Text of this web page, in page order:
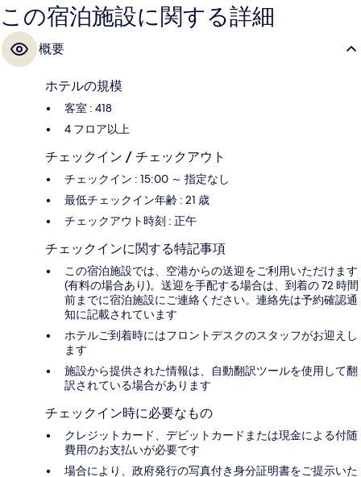
この宿泊施設に関する詳細
概要
ホテルの規模
客室 : 418
4 フロア以上
チェックイン / チェックアウト
チェックイン : 15:00 ～ 指定なし
最低チェックイン年齢 : 21 歳
チェックアウト時刻 : 正午
チェックインに関する特記事項
この宿泊施設では、空港からの送迎をご利用いただけます
(有料の場合あり)。送迎を手配する場合は、到着の 72 時間
前までに宿泊施設にご連絡ください。連絡先は予約確認通
知に記載されています
ホテルご到着時にはフロントデスクのスタッフがお迎えし
ます
施設から提供された情報は、自動翻訳ツールを使用して翻
訳されている場合があります
チェックイン時に必要なもの
クレジットカード、デビットカードまたは現金による付随
費用のお支払いが必要です
場合により、政府発行の写真付き身分証明書をご提示いた